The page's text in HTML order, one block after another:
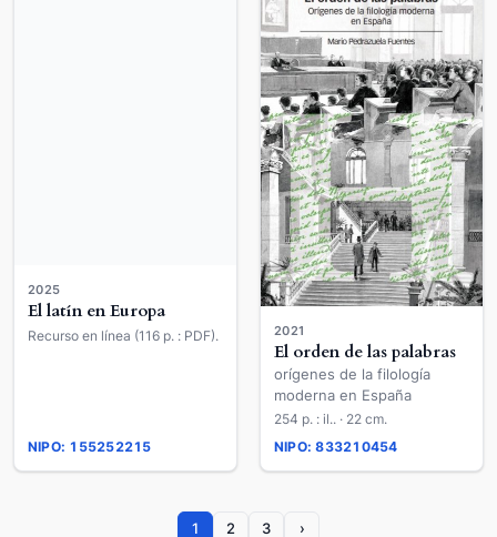
2025
El latín en Europa
Recurso en línea (116 p. : PDF).
NIPO: 155252215
2021
El orden de las palabras
orígenes de la filología
moderna en España
254 p. : il.. · 22 cm.
NIPO: 833210454
1 2 3 ›